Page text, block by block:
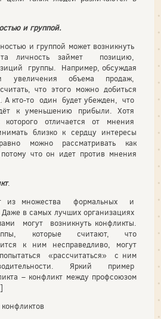
и группой.
и группой может возникнуть
личность займет позицию,
группы. Например, обсуждая
увеличения объема продаж,
что этого можно добиться
А кто-то один будет убежден, что
к уменьшению прибыли. Хотя
которого отличается от мнения
близко к сердцу интересы
можно рассматривать как
что он идет против мнения
.
из множества формальных и
в самых лучших организациях
могут возникнуть конфликты.
которые считают, что
к ним несправедливо, могут
«рассчитаться» с ним
Яркий пример
– конфликт между профсоюзом